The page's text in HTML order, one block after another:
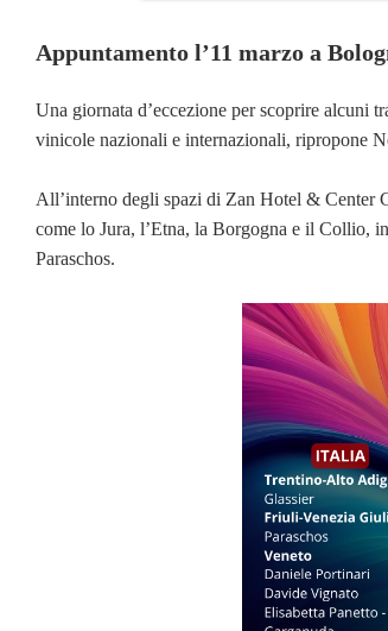
Appuntamento l’11 marzo a
Una giornata d’eccezione per scoprire alcuni
vinicole nazionali e internazionali, ripropone
All’interno degli spazi di Zan Hotel & Center
come lo Jura, l’Etna, la Borgogna e il Collio,
Paraschos.